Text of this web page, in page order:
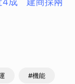
#機能